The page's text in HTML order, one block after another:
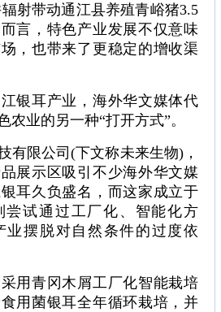
射带动通江县养殖青峪猪3.5
言，特色产业发展不仅意味
，也带来了更稳定的增收渠
银耳产业，海外华文媒体代
农业的另一种“打开方式”。
有限公司(下文称未来生物)，
展示区吸引不少海外华文媒
耳久负盛名，而这家成立于
尝试通过工厂化、智能化方
业摆脱对自然条件的过度依
用青冈木屑工厂化智能栽培
用菌银耳全年循环栽培，并